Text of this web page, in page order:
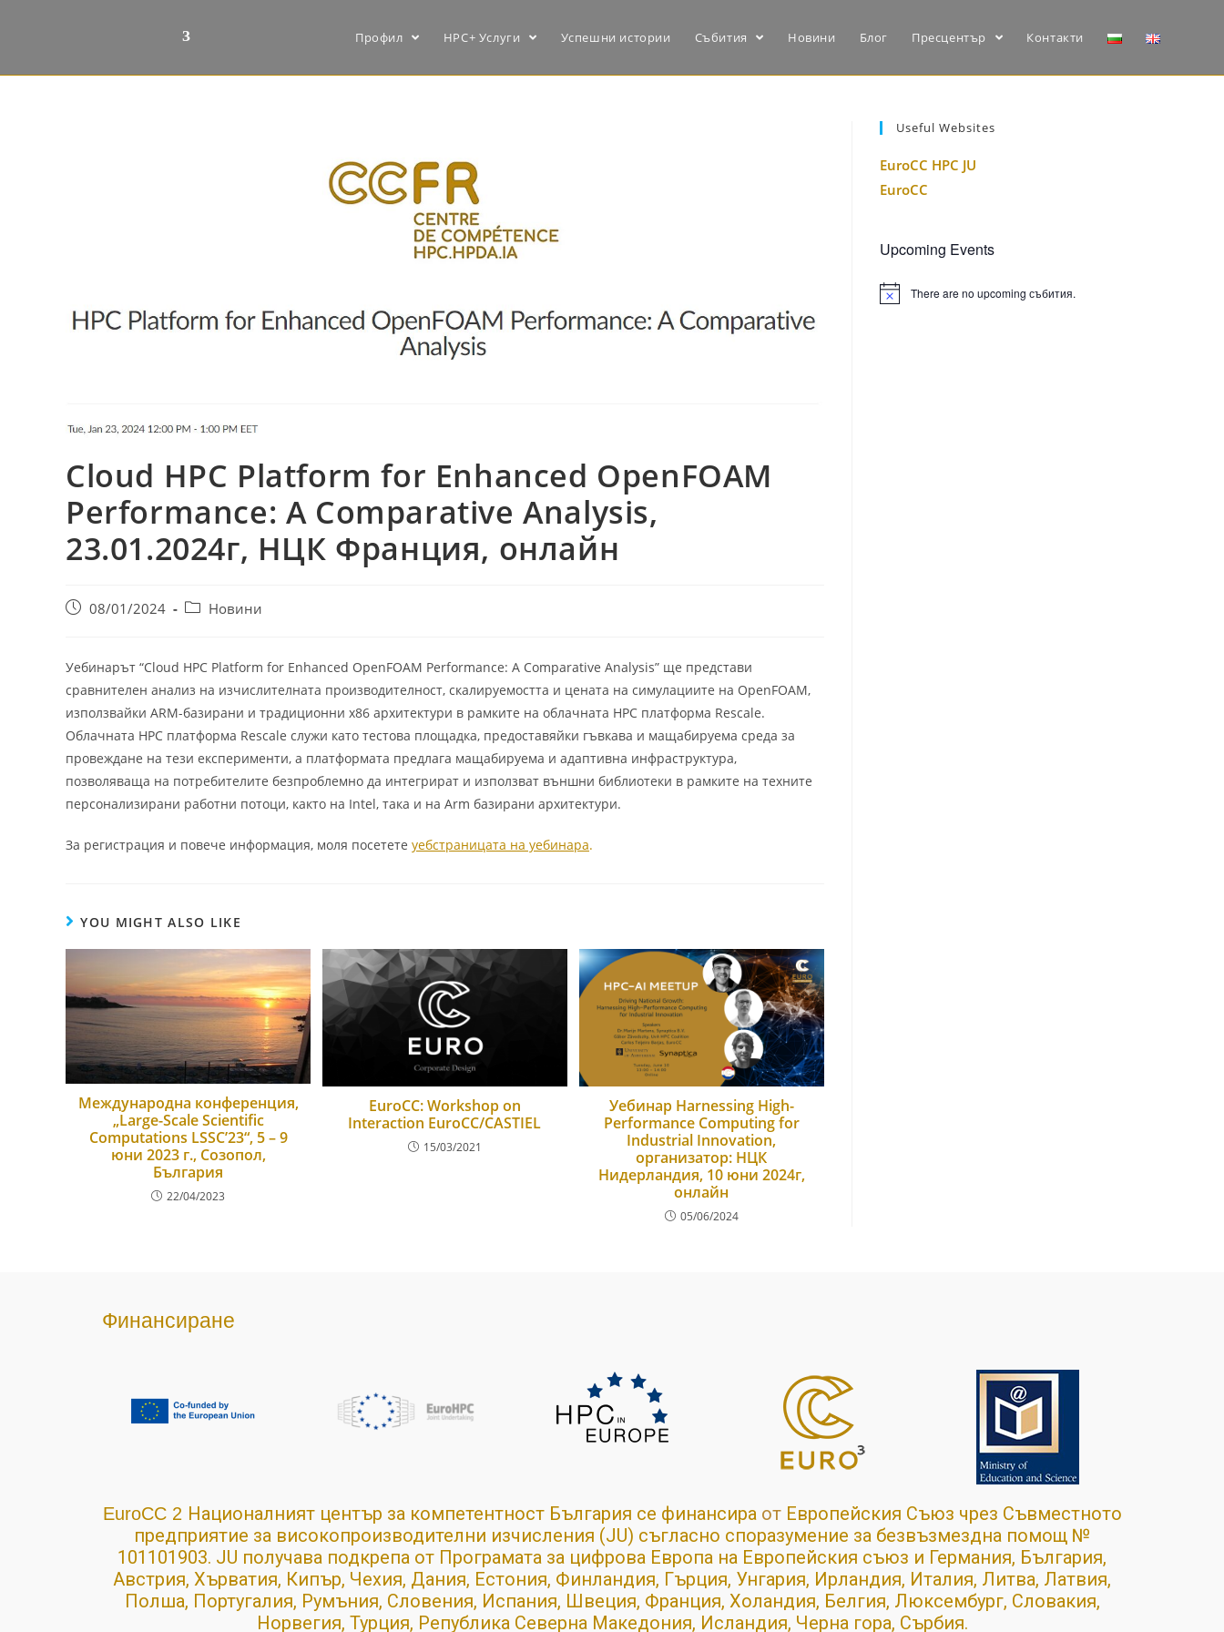
Профил HPC+ Услуги Успешни истории Събития Новини Блог Пресцентър Контакти
Cloud HPC Platform for Enhanced OpenFOAM
Performance: A Comparative Analysis,
23.01.2024г, НЦК Франция, онлайн
08/01/2024 Новини
Уебинарът “Cloud HPC Platform for Enhanced OpenFOAM Performance: A Comparative Analysis” ще представи
сравнителен анализ на изчислителната производителност, скалируемостта и цената на симулациите на OpenFOAM,
използвайки ARM-базирани и традиционни x86 архитектури в рамките на облачната HPC платформа Rescale.
Облачната HPC платформа Rescale служи като тестова площадка, предоставяйки гъвкава и мащабируема среда за
провеждане на тези експерименти, а платформата предлага мащабируема и адаптивна инфраструктура,
позволяваща на потребителите безпроблемно да интегрират и използват външни библиотеки в рамките на техните
персонализирани работни потоци, както на Intel, така и на Arm базирани архитектури.
За регистрация и повече информация, моля посетете уебстраницата на уебинара.
YOU MIGHT ALSO LIKE
Международна конференция,
„Large-Scale Scientific
Computations LSSC’23“, 5 – 9
юни 2023 г., Созопол,
България
22/04/2023
EuroCC: Workshop on
Interaction EuroCC/CASTIEL
15/03/2021
Уебинар Harnessing High-
Performance Computing for
Industrial Innovation,
организатор: НЦК
Нидерландия, 10 юни 2024г,
онлайн
05/06/2024
Useful Websites
EuroCC HPC JU
EuroCC
Upcoming Events
There are no upcoming събития.
Финансиране
EuroCC 2 Националният център за компетентност България се финансираот Европейския Съюз чрез Съвместното
предприятие за високопроизводителни изчисления (JU) съгласно споразумение за безвъзмездна помощ №
101101903. JU получава подкрепа от Програмата за цифрова Европа на Европейския съюз и Германия, България,
Австрия, Хърватия, Кипър, Чехия, Дания, Естония, Финландия, Гърция, Унгария, Ирландия, Италия, Литва, Латвия,
Полша, Португалия, Румъния, Словения, Испания, Швеция, Франция, Холандия, Белгия, Люксембург, Словакия,
Норвегия, Турция, Република Северна Македония, Исландия, Черна гора, Сърбия.